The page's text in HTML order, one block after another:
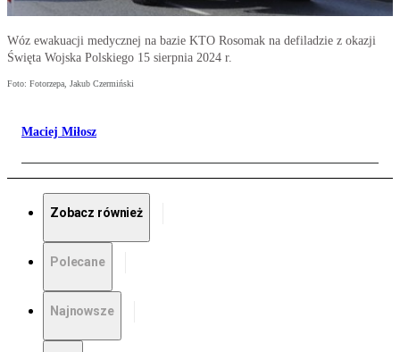
Wóz ewakuacji medycznej na bazie KTO Rosomak na defiladzie z okazji
Święta Wojska Polskiego 15 sierpnia 2024 r.
Foto: Fotorzepa, Jakub Czermiński
Maciej Miłosz
Zobacz również
Polecane
Najnowsze